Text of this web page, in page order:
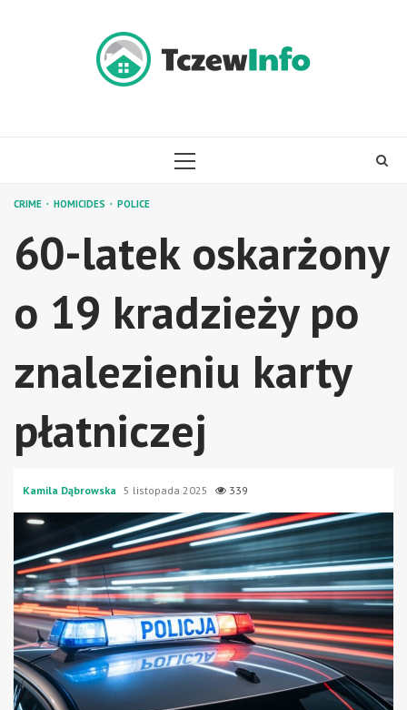
PRIMARY
CRIME HOMICIDES POLICE
60-latek oskarżony
o 19 kradzieży po
znalezieniu karty
płatniczej
Kamila Dąbrowska 5 listopada 2025 339